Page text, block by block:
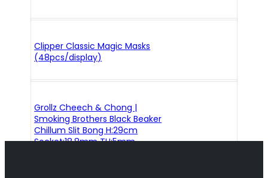
Clipper Classic Magic Masks
(48pcs/display)
Grollz Cheech & Chong |
Smoking Brothers Black Beaker
Chillum Slit Bong H:29cm
Socket:18.8mm TH:5mm